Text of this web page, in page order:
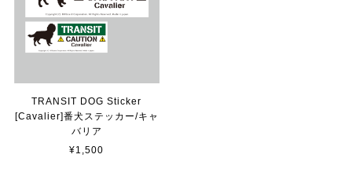
2023/02/17
TRANSIT DOG Sticker
[Cavalier]番犬ステッカー/キャ
バリア
¥1,500